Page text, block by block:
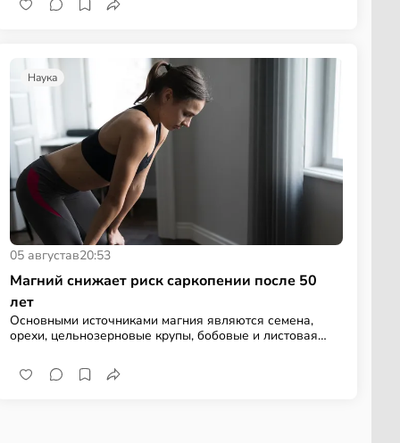
Наука
05 августав20:53
Магний снижает риск саркопении после 50
лет
Основными источниками магния являются семена,
орехи, цельнозерновые крупы, бобовые и листовая